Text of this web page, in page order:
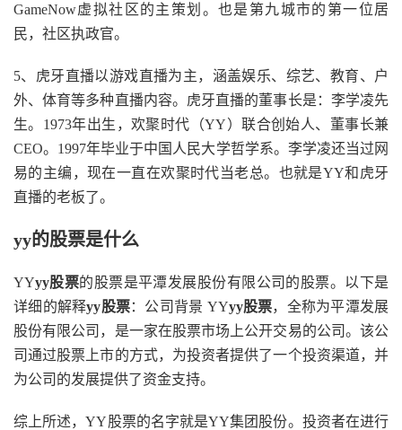
GameNow虚拟社区的主策划。也是第九城市的第一位居
民，社区执政官。
5、虎牙直播以游戏直播为主，涵盖娱乐、综艺、教育、户
外、体育等多种直播内容。虎牙直播的董事长是：李学凌先
生。1973年出生，欢聚时代（YY）联合创始人、董事长兼
CEO。1997年毕业于中国人民大学哲学系。李学凌还当过网
易的主编，现在一直在欢聚时代当老总。也就是YY和虎牙
直播的老板了。
yy的股票是什么
YYyy股票的股票是平潭发展股份有限公司的股票。以下是
详细的解释yy股票：公司背景 YYyy股票，全称为平潭发展
股份有限公司，是一家在股票市场上公开交易的公司。该公
司通过股票上市的方式，为投资者提供了一个投资渠道，并
为公司的发展提供了资金支持。
综上所述，YY股票的名字就是YY集团股份。投资者在进行